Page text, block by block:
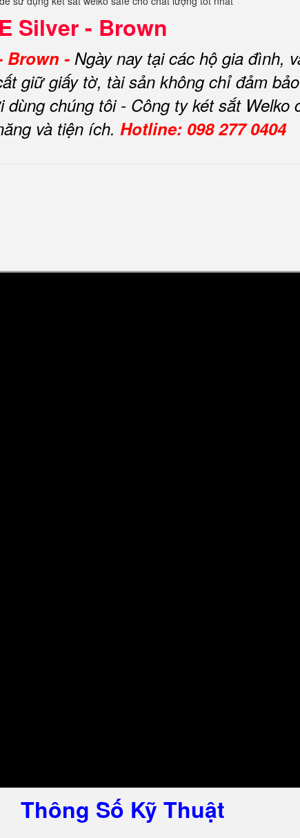
Silver - Brown
Brown - Ngày nay tại các hộ gia đình,
giữ giấy tờ, tài sản không chỉ đảm
chúng tôi - Công ty két sắt Welko
và tiện ích. Hotline: 098 277 0404
Thông Số Kỹ Thuật